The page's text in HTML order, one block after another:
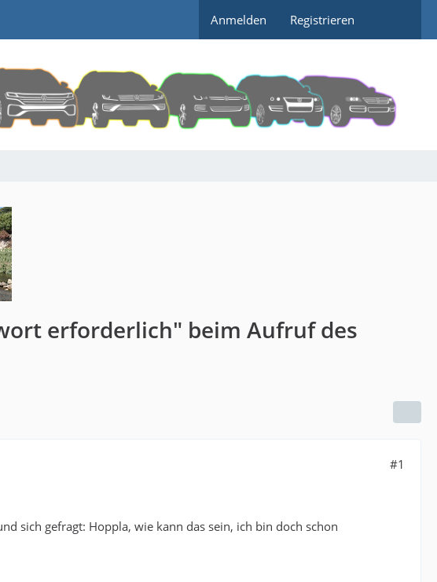
Anmelden Registrieren
erforderlich" beim Aufruf des
#1
sich gefragt: Hoppla, wie kann das sein, ich bin doch schon